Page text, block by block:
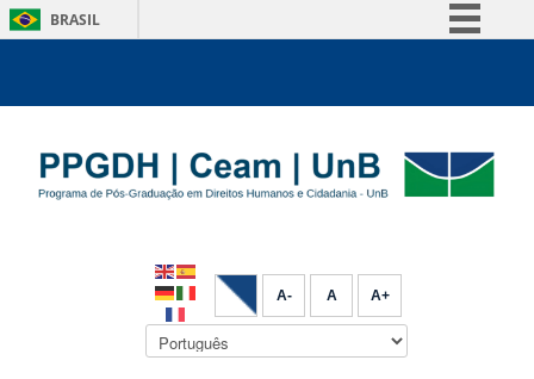
BRASIL
Acesso à informação
A- A A+